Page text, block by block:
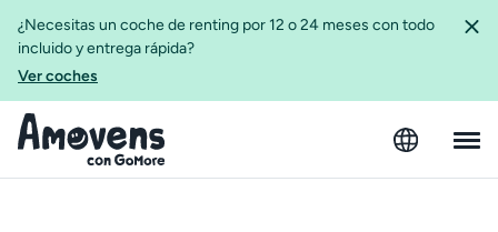
¿Necesitas un coche de renting por 12 o 24 meses con todo
incluido y entrega rápida?
Ver coches